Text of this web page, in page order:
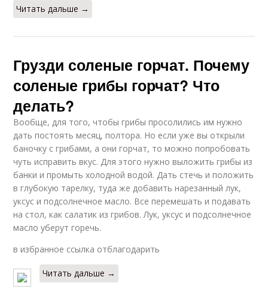
Читать дальше →
Грузди соленые горчат. Почему
соленые грибы горчат? Что
делать?
Вообще, для того, чтобы грибы просолились им нужно
дать постоять месяц, полтора. Но если уже вы открыли
баночку с грибами, а они горчат, то можно попробовать
чуть исправить вкус. Для этого нужно выложить грибы из
банки и промыть холодной водой. Дать стечь и положить
в глубокую тарелку, туда же добавить нарезанный лук,
уксус и подсолнечное масло. Все перемешать и подавать
на стол, как салатик из грибов. Лук, уксус и подсолнечное
масло уберут горечь.
в избранное ссылка отблагодарить
Читать дальше →